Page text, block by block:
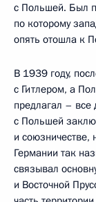
с Польшей. Был
по которому
опять отошла к
В 1939 году,
с Гитлером, а
предлагал – все
с Польшей
и союзничестве,
Германии так
связывал
и Восточной